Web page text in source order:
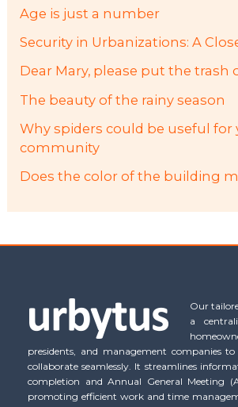
Age is just a number
Security in Urbanizations: A
Dear Mary, please put the trash
The beauty of the rainy season
Why spiders could be useful for
community
Does the color of the building
Our
a
presidents, and management companies
collaborate seamlessly. It streamlines
completion and Annual General Meeting
promoting efficient work and time